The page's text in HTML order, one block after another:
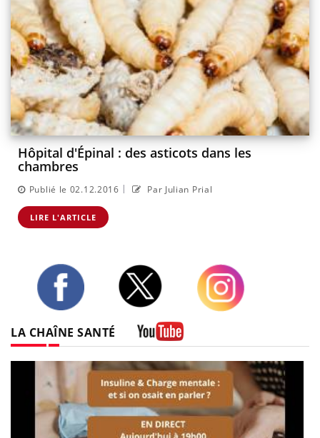
Hôpital d'Épinal : des asticots dans les
chambres
Publié le 02.12.2016 | Par Julian Prial
LIRE L'ARTICLE
LA CHAÎNE SANTÉ